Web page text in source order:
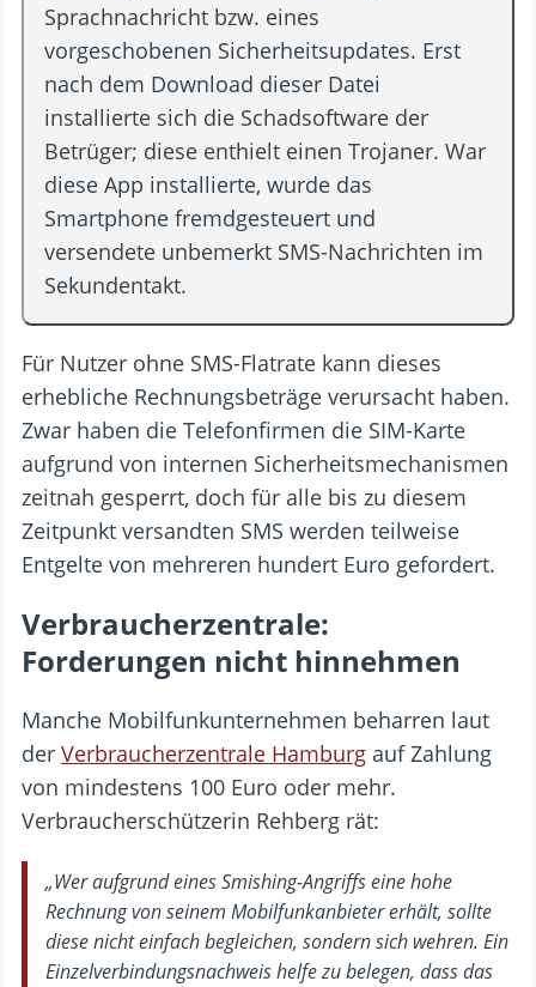
Sprachnachricht bzw. eines
vorgeschobenen Sicherheitsupdates. Erst
nach dem Download dieser Datei
installierte sich die Schadsoftware der
Betrüger; diese enthielt einen Trojaner. War
diese App installierte, wurde das
Smartphone fremdgesteuert und
versendete unbemerkt SMS-Nachrichten im
Sekundentakt.
Für Nutzer ohne SMS-Flatrate kann dieses
erhebliche Rechnungsbeträge verursacht haben.
Zwar haben die Telefonfirmen die SIM-Karte
aufgrund von internen Sicherheitsmechanismen
zeitnah gesperrt, doch für alle bis zu diesem
Zeitpunkt versandten SMS werden teilweise
Entgelte von mehreren hundert Euro gefordert.
Verbraucherzentrale:
Forderungen nicht hinnehmen
Manche Mobilfunkunternehmen beharren laut
der Verbraucherzentrale Hamburg auf Zahlung
von mindestens 100 Euro oder mehr.
Verbraucherschützerin Rehberg rät:
„Wer aufgrund eines Smishing-Angriffs eine hohe
Rechnung von seinem Mobilfunkanbieter erhält, sollte
diese nicht einfach begleichen, sondern sich wehren. Ein
Einzelverbindungsnachweis helfe zu belegen, dass das